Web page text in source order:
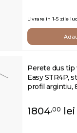
Livrare in 1-5 zile
Perete dus tip
Easy STR4P,
profil argintiu,
1804,00 lei